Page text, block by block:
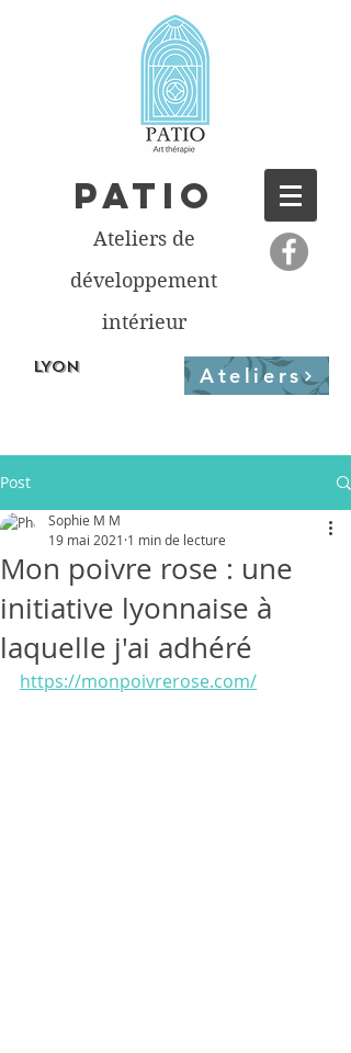
PATIO
Ateliers de
développement
intérieur
LYON Ateliers
Post
Mon poivre rose : une
initiative lyonnaise à
laquelle j'ai adhéré
Sophie M M
19 mai 2021 1 min de lecture
https://monpoivrerose.com/